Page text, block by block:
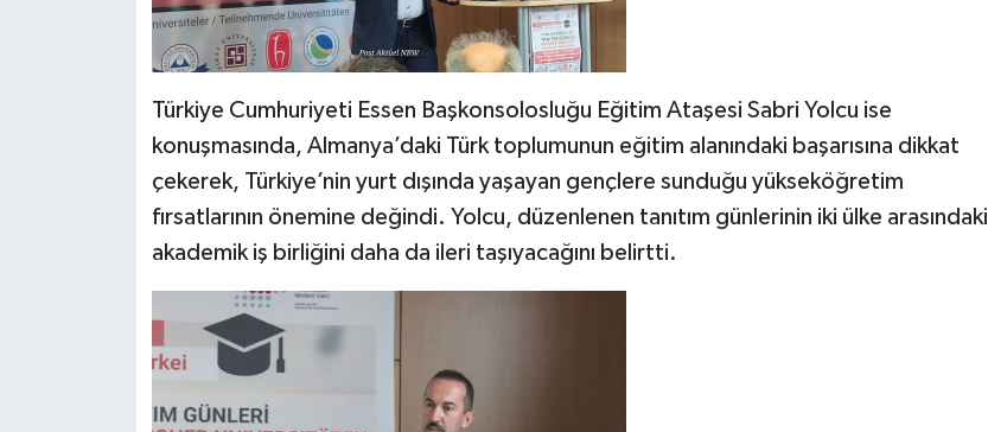
Türkiye Cumhuriyeti Essen Başkonsolosluğu Eğitim Ataşesi Sabri Yolcu ise
konuşmasında, Almanya’daki Türk toplumunun eğitim alanındaki başarısına dikkat
çekerek, Türkiye’nin yurt dışında yaşayan gençlere sunduğu yükseköğretim
fırsatlarının önemine değindi. Yolcu, düzenlenen tanıtım günlerinin iki ülke arasındaki
akademik iş birliğini daha da ileri taşıyacağını belirtti.